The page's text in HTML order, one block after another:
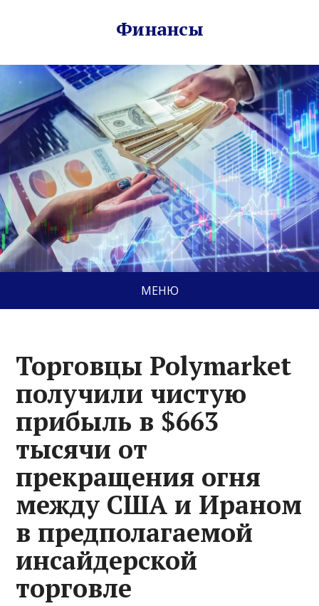
Финансы
МЕНЮ
Торговцы Polymarket
получили чистую
прибыль в $663
тысячи от
прекращения огня
между США и Ираном
в предполагаемой
инсайдерской
торговле